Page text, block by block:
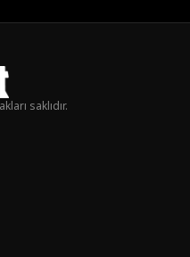
saklıdır.